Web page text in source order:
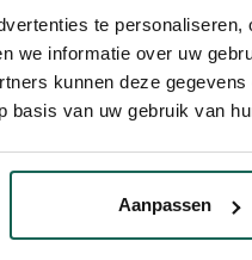
te
we informatie over uw
kunnen deze
basis van uw gebruik van
Aanpassen